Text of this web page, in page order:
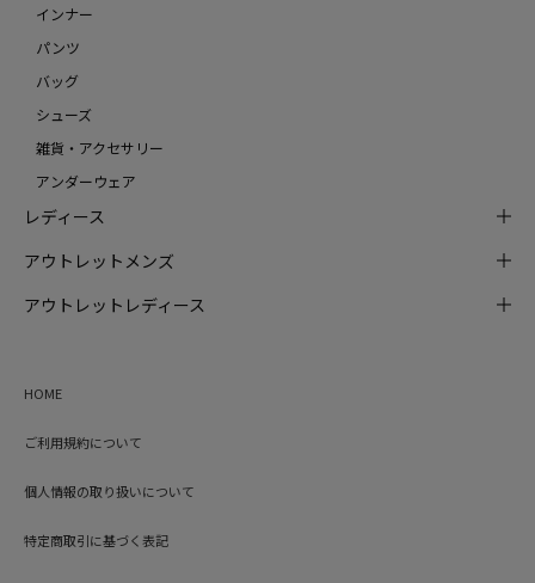
インナー
パンツ
バッグ
シューズ
雑貨・アクセサリー
アンダーウェア
レディース
アウトレットメンズ
アウトレットレディース
HOME
ご利用規約について
個人情報の取り扱いについて
特定商取引に基づく表記